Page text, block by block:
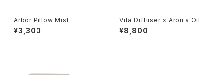
Arbor Pillow Mist
¥3,300
Vita Diffuser × Aroma Oil S
et
¥8,800